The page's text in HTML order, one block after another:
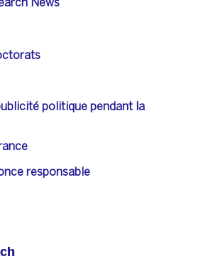
politique pendant la
responsable